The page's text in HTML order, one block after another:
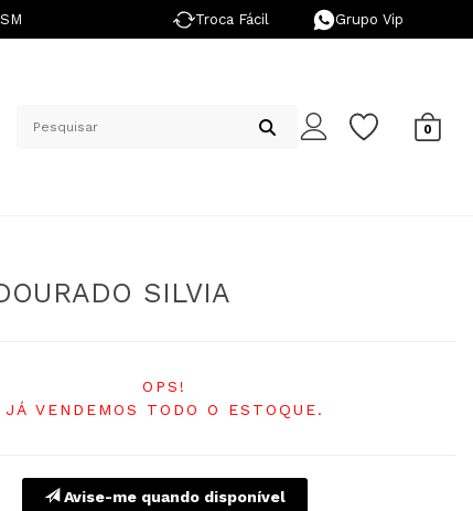
Troca Fácil Grupo Vip
0
SILVIA
OPS!
JÁ VENDEMOS TODO O ESTOQUE.
Avise-me quando disponível